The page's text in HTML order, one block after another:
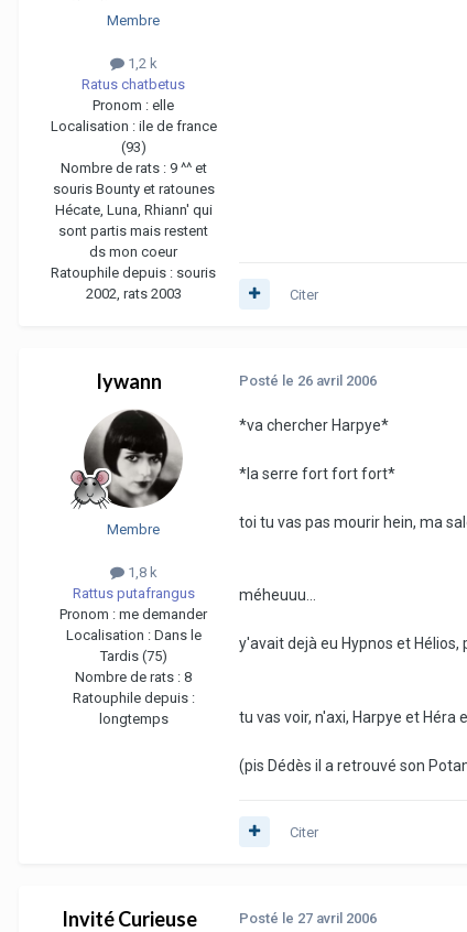
Membre
1,2 k
Ratus chatbetus
Pronom : elle
Localisation : ile de france
(93)
Nombre de rats : 9 ^^ et
souris Bounty et ratounes
Hécate, Luna, Rhiann' qui
sont partis mais restent
ds mon coeur
Ratouphile depuis : souris
2002, rats 2003
Citer
lywann
Membre
1,8 k
Rattus putafrangus
Pronom : me demander
Localisation : Dans le
Tardis (75)
Nombre de rats : 8
Ratouphile depuis :
longtemps
Posté le 26 avril 2006
*va chercher Harpye*
*la serre fort fort fort*
toi tu vas pas mourir hein, ma
méheuuu...
y'avait dejà eu Hypnos et
tu vas voir, n'axi, Harpye et
(pis Dédès il a retrouvé son
Citer
Invité Curieuse Posté le 27 avril 2006